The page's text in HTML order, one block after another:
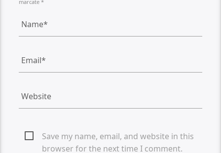
marcate *
Save my name, email, and website in this
browser for the next time I comment.